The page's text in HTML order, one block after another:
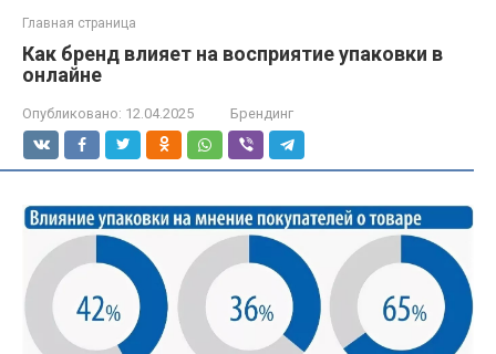
Главная страница
Как бренд влияет на восприятие упаковки в
онлайне
Опубликовано: 12.04.2025 Брендинг